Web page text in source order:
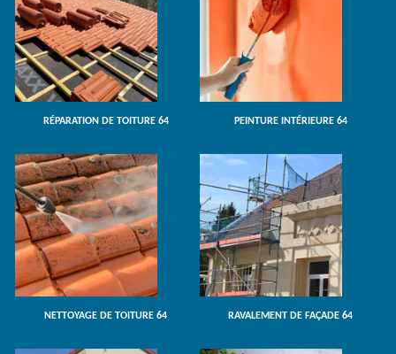
RÉPARATION DE TOITURE 64 PEINTURE INTÉRIEURE 64
NETTOYAGE DE TOITURE 64 RAVALEMENT DE FAÇADE 64